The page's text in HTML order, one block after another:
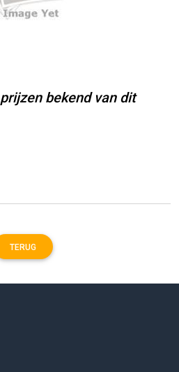
bekend van dit
TERUG